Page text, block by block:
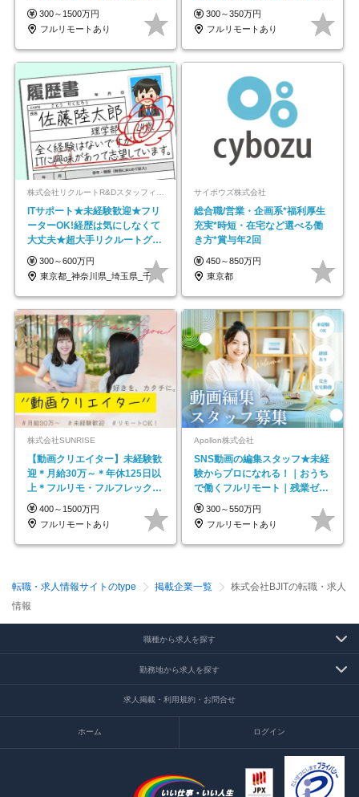
円～／年休130日以上
300～1500万円
フルリモートあり
｜副業OK
300～350万円
フルリモートあり
株式会社リクルートR&Dスタッフィング【リクルートグループ】
ITサポート★未経験歓迎★フリ
ーターOK!経歴は気にしなくて
大丈夫★超大手リクルートグル
ープの正社員/sg
300～600万円
東京都_神奈川県_埼玉県_千葉県_大阪府…
サイボウズ株式会社
総合職/営業・企画系*福利厚生
充実*時短・在宅など選べる働
き方*賞与年2回
450～850万円
東京都
株式会社SUNRISE
【動画クリエイター】未経験歓
迎＊月給30万～＊年休125日以
上＊フルリモ・フルフレックス
◆10名の採用が決定◆
400～1500万円
フルリモートあり
Apollon株式会社
SNS動画の編集スタッフ★未経
験からプロになれる！｜おうち
で働くフルリモート｜残業ゼロ
で18時退勤◎
300～550万円
フルリモートあり
転職・求人情報サイトのtype 掲載企業一覧
株式会社BJITの転職・求人
情報
職種から求人を探す
勤務地から求人を探す
求人掲載・利用規約・お問合せ
ホーム ログイン